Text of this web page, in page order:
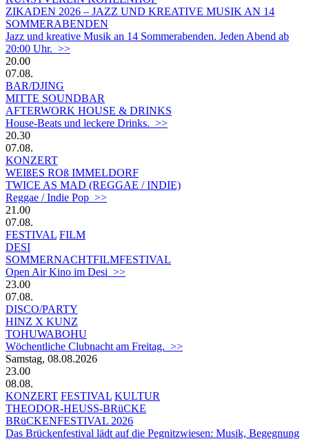
ZIKADEN 2026 – JAZZ UND KREATIVE MUSIK AN 14
SOMMERABENDEN
Jazz und kreative Musik an 14 Sommerabenden. Jeden Abend ab
20:00 Uhr. >>
20.00
07.08.
BAR/DJING
MITTE SOUNDBAR
AFTERWORK HOUSE & DRINKS
House-Beats und leckere Drinks. >>
20.30
07.08.
KONZERT
WEIßES ROß IMMELDORF
TWICE AS MAD (REGGAE / INDIE)
Reggae / Indie Pop >>
21.00
07.08.
FESTIVAL FILM
DESI
SOMMERNACHTFILMFESTIVAL
Open Air Kino im Desi >>
23.00
07.08.
DISCO/PARTY
HINZ X KUNZ
TOHUWABOHU
Wöchentliche Clubnacht am Freitag. >>
Samstag, 08.08.2026
23.00
08.08.
KONZERT FESTIVAL KULTUR
THEODOR-HEUSS-BRüCKE
BRüCKENFESTIVAL 2026
Das Brückenfestival lädt auf die Pegnitzwiesen: Musik, Begegnung